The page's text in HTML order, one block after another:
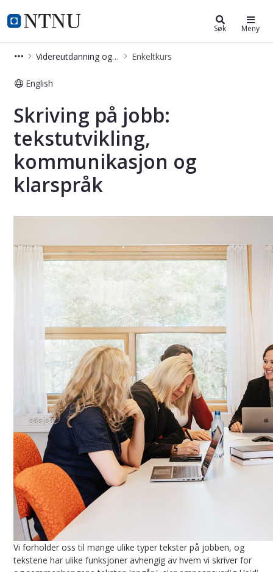
NTNU Hjemmeside
Videreutdanning og deltidsstudier
Søk Meny
Videreutdanning og deltidsstudier Enkeltkurs
English
Skriving på jobb: tekstutvikling,
Skriving på jobb:
tekstutvikling,
kommunikasjon og
klarspråk
Vi forholder oss til mange ulike typer tekster på jobben, og
tekstene har ulike funksjoner avhengig av hvem vi skriver for